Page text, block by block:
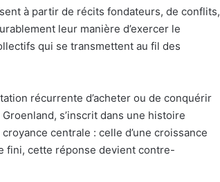
à partir de récits fondateurs, de conflits,
leur manière d’exercer le
qui se transmettent au fil des
récurrente d’acheter ou de conquérir
s’inscrit dans une histoire
centrale : celle d’une croissance
fini, cette réponse devient contre-